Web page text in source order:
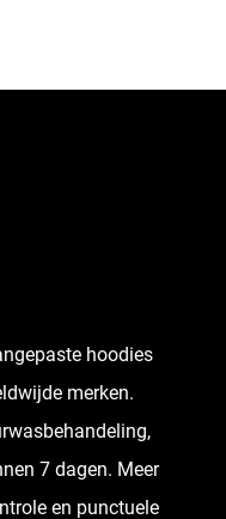
hoodies
merken.
7 dagen. Meer
en punctuele